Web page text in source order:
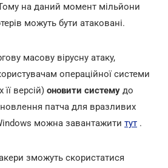
на даний момент мільйони
можуть бути атаковані.
масову вірусну атаку,
операційної системи
версій) оновити систему до
патча для вразливих
можна завантажити тут .
зможуть скористатися